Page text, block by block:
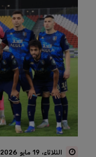
الثلاثاء، 19 مايو 2026، 5:38 ص